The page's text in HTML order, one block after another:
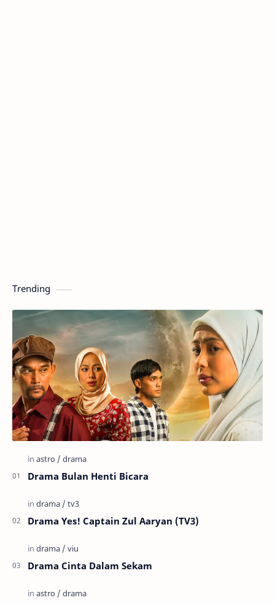
Trending
Drama Bulan Henti Bicara
Drama Yes! Captain Zul Aaryan (TV3)
Drama Cinta Dalam Sekam